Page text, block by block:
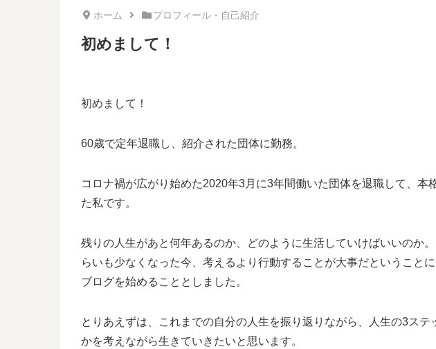
ホーム プロフィール・自己紹介
初めまして！
初めまして！
60歳で定年退職し、紹介された団体に勤務。
コロナ禍が広がり始めた2020年3月に3年間働いた団体を退職して、本
た私です。
残りの人生があと何年あるのか、どのように生活していけばいいのか
らいも少なくなった今、考えるより行動することが大事だということ
ブログを始めることとしました。
とりあえずは、これまでの自分の人生を振り返りながら、人生の3ステ
かを考えながら生きていきたいと思います。